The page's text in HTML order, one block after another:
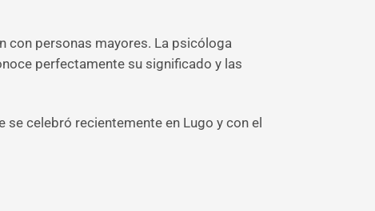
con personas mayores. La psicóloga
perfectamente su significado y las
celebró recientemente en Lugo y con el